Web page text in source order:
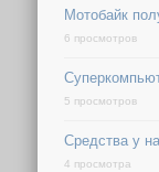
Мотобайк
6 просмотров
5 просмотров
Средства у
4 просмотра